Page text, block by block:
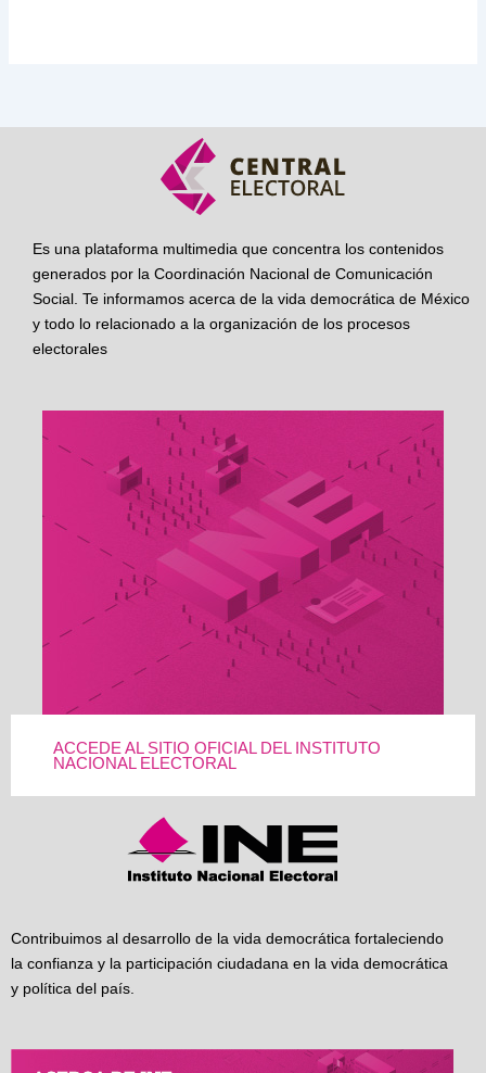
Es una plataforma multimedia que concentra los contenidos
generados por la Coordinación Nacional de Comunicación
Social. Te informamos acerca de la vida democrática de México
y todo lo relacionado a la organización de los procesos
electorales
ACCEDE AL SITIO OFICIAL DEL INSTITUTO
NACIONAL ELECTORAL
Contribuimos al desarrollo de la vida democrática fortaleciendo
la confianza y la participación ciudadana en la vida democrática
y política del país.